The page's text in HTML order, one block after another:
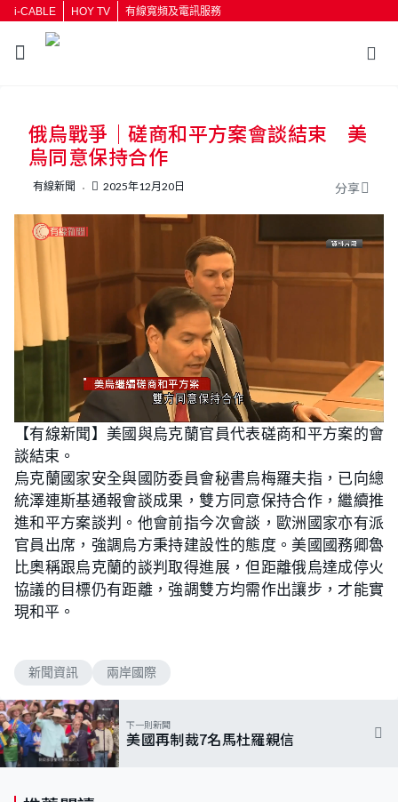
i-CABLE HOY TV 有線寬頻及電訊服務
按輸入鍵開始搜尋
俄烏戰爭｜磋商和平方案會談結束 美
烏同意保持合作
有線新聞 2025年12月20日 分享
U
n
m
o
a
d
:
7
5
.
0
0
%
【有線新聞】美國與烏克蘭官員代表磋商和平方案的會
談結束。
烏克蘭國家安全與國防委員會秘書烏梅羅夫指，已向總
統澤連斯基通報會談成果，雙方同意保持合作，繼續推
進和平方案談判。他會前指今次會談，歐洲國家亦有派
官員出席，強調烏方秉持建設性的態度。美國國務卿魯
比奧稱跟烏克蘭的談判取得進展，但距離俄烏達成停火
協議的目標仍有距離，強調雙方均需作出讓步，才能實
現和平。
新聞資訊 兩岸國際
下一則新聞
美國再制裁7名馬杜羅親信